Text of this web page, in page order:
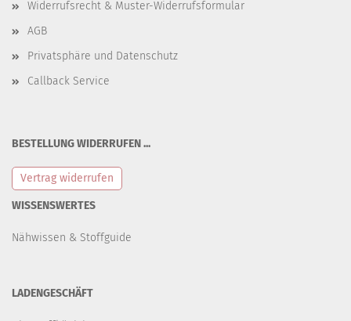
Widerrufsrecht & Muster-Widerrufsformular
AGB
Privatsphäre und Datenschutz
Callback Service
BESTELLUNG WIDERRUFEN ...
Vertrag widerrufen
WISSENSWERTES
Nähwissen & Stoffguide
LADENGESCHÄFT